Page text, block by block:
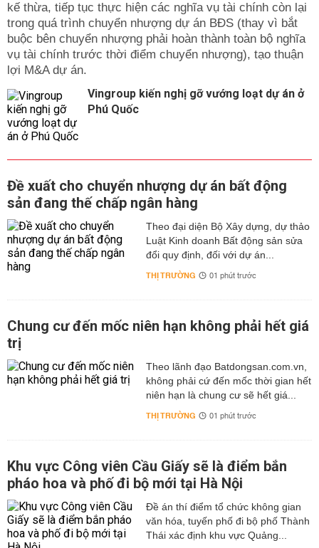
kế thừa, tiếp tục thực hiện các nghĩa vụ tài chính còn lại
trong quá trình chuyển nhượng dự án BĐS (thay vì bắt
buộc bên chuyển nhượng phải hoàn thành toàn bộ nghĩa
vụ tài chính trước thời điểm chuyển nhượng), tạo thuận
lợi M&A dự án.
Vingroup kiến nghị gỡ vướng loạt dự án ở
Phú Quốc
Đề xuất cho chuyển nhượng dự án bất động
sản đang thế chấp ngân hàng
Theo đại diện Bộ Xây dựng, dự thảo
Luật Kinh doanh Bất động sản sửa
đổi quy định, đối với dự án...
THỊ TRƯỜNG 01 phút trước
Chung cư đến mốc niên hạn không phải hết giá
trị
Theo lãnh đạo Batdongsan.com.vn,
không phải cứ đến mốc thời gian hết
niên hạn là chung cư sẽ hết giá...
THỊ TRƯỜNG 01 phút trước
Khu vực Công viên Cầu Giấy sẽ là điểm bắn
pháo hoa và phố đi bộ mới tại Hà Nội
Đề án thí điểm tổ chức không gian
văn hóa, tuyến phố đi bộ phố Thành
Thái xác định khu vực Quảng...